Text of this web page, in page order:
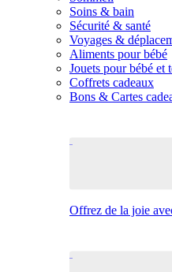
Soins & bain
Sécurité & santé
Voyages &
Aliments pour bébé
Jouets pour bébé et
Coffrets cadeaux
Bons & Cartes
Offrez de la joie